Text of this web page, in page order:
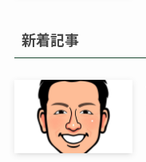
新着記事